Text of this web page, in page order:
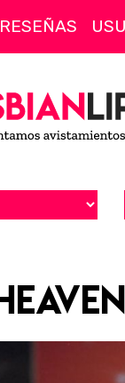
RESEÑAS